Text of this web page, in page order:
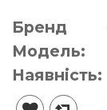
Бренд
Модель:
Наявність: